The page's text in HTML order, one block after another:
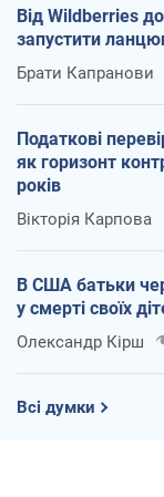
Від Wildberries
запустити
Брати Капранови
Податкові
як горизонт
років
Вікторія Карпова
В США батьки
у смерті своїх
Олександр Кірш
Всі думки